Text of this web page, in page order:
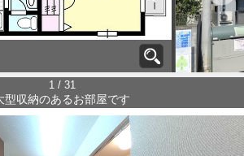
1 / 31
型収納のあるお部屋です